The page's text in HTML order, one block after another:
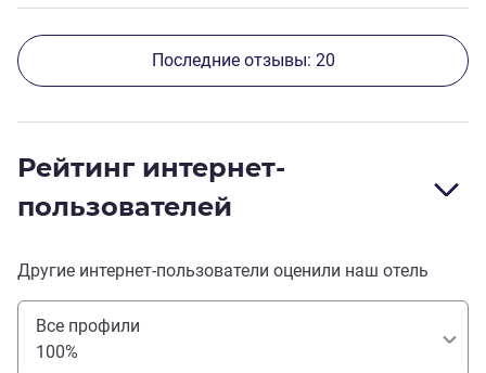
Последние отзывы: 20
Рейтинг интернет-
пользователей
Другие интернет-пользователи оценили наш отель
Все профили
100%